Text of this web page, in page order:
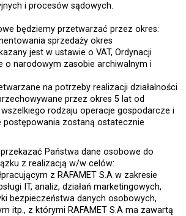
i procesów sądowych.
będziemy przetwarzać przez okres:
sprzedaży okres
jest w ustawie o VAT, Ordynacji
o narodowym zasobie archiwalnym i
na potrzeby realizacji działalności
przez okres 5 lat od
rodzaju operacje gospodarcze i
postępowania zostaną ostatecznie
przekazać Państwa dane osobowe do
z realizacją w/w celów:
z RAFAMET S.A w zakresie
IT, analiz, działań marketingowych,
bezpieczeństwa danych osobowych,
itp., z którymi RAFAMET S.A ma zawartą